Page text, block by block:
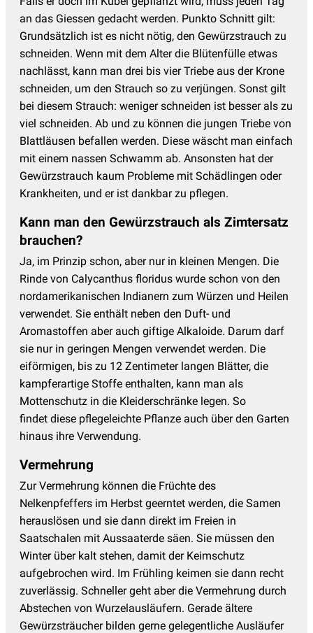
an das Giessen gedacht werden. Punkto Schnitt gilt:
Grundsätzlich ist es nicht nötig, den Gewürzstrauch zu
schneiden. Wenn mit dem Alter die Blütenfülle etwas
nachlässt, kann man drei bis vier Triebe aus der Krone
schneiden, um den Strauch so zu verjüngen. Sonst gilt
bei diesem Strauch: weniger schneiden ist besser als zu
viel schneiden. Ab und zu können die jungen Triebe von
Blattläusen befallen werden. Diese wäscht man einfach
mit einem nassen Schwamm ab. Ansonsten hat der
Gewürzstrauch kaum Probleme mit Schädlingen oder
Krankheiten, und er ist dankbar zu pflegen.
Kann man den Gewürzstrauch als Zimtersatz
brauchen?
Ja, im Prinzip schon, aber nur in kleinen Mengen. Die
Rinde von Calycanthus floridus wurde schon von den
nordamerikanischen Indianern zum Würzen und Heilen
verwendet. Sie enthält neben den Duft- und
Aromastoffen aber auch giftige Alkaloide. Darum darf
sie nur in geringen Mengen verwendet werden. Die
eiförmigen, bis zu 12 Zentimeter langen Blätter, die
kampferartige Stoffe enthalten, kann man als
Mottenschutz in die Kleiderschränke legen. So
findet diese pflegeleichte Pflanze auch über den Garten
hinaus ihre Verwendung.
Vermehrung
Zur Vermehrung können die Früchte des
Nelkenpfeffers im Herbst geerntet werden, die Samen
herauslösen und sie dann direkt im Freien in
Saatschalen mit Aussaaterde säen. Sie müssen den
Winter über kalt stehen, damit der Keimschutz
aufgebrochen wird. Im Frühling keimen sie dann recht
zuverlässig. Schneller geht aber die Vermehrung durch
Abstechen von Wurzelausläufern. Gerade ältere
Gewürzsträucher bilden gerne gelegentliche Ausläufer